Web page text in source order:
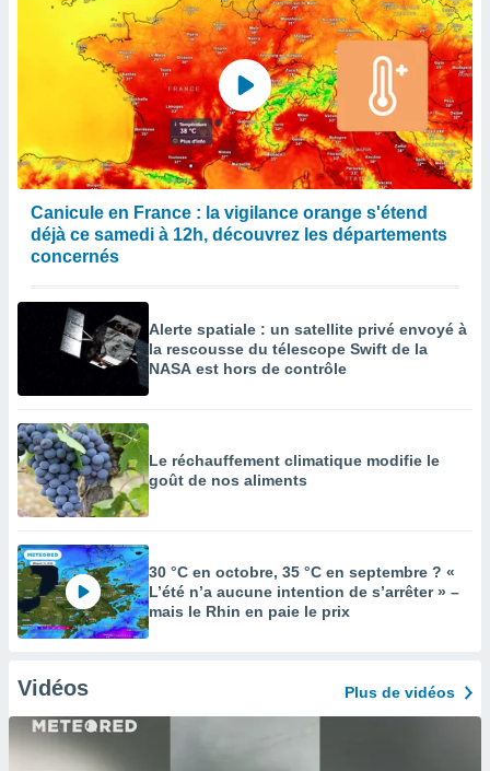
Canicule en France : la vigilance orange s'étend
déjà ce samedi à 12h, découvrez les départements
concernés
Alerte spatiale : un satellite privé envoyé à
la rescousse du télescope Swift de la
NASA est hors de contrôle
Le réchauffement climatique modifie le
goût de nos aliments
30 °C en octobre, 35 °C en septembre ? «
L’été n’a aucune intention de s’arrêter » –
mais le Rhin en paie le prix
Vidéos Plus de vidéos